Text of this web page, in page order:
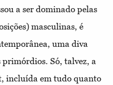
a ser dominado pelas
masculinas, é
uma diva
primórdios. Só, talvez, a
incluída em tudo quanto